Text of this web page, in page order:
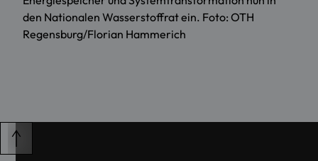
den Nationalen Wasserstoffrat ein. Foto: OTH
Regensburg/Florian Hammerich